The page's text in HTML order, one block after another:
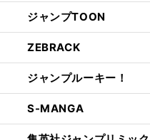
ジャンプTOON
ZEBRACK
ジャンプルーキー！
S-MANGA